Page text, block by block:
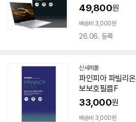
49,800원
배송비 3,000원
26.06. 등록
신세계몰
파인피아 파빌리온
보보호필름F
33,000원
배송비 3,000원